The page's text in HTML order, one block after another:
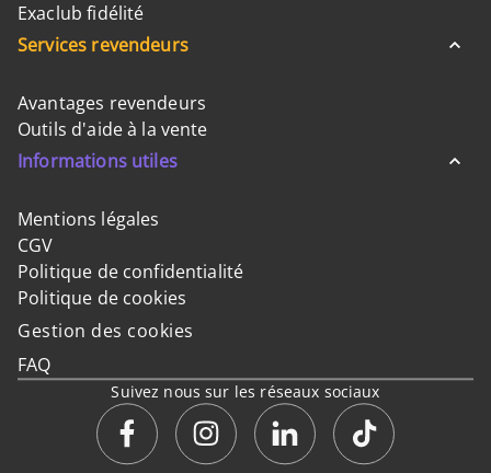
Exaclub fidélité
Services revendeurs
Avantages revendeurs
Outils d'aide à la vente
Informations utiles
Mentions légales
CGV
Politique de confidentialité
Politique de cookies
Gestion des cookies
FAQ
Suivez nous sur les réseaux sociaux